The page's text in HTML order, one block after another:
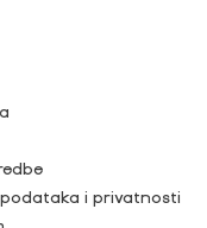
i privatnosti